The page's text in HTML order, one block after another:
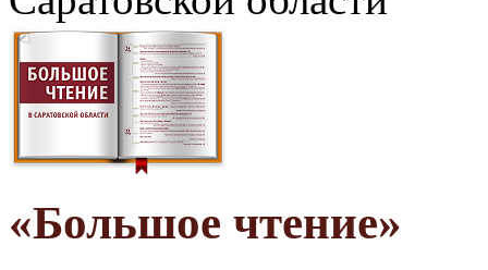
«Большое чтение»